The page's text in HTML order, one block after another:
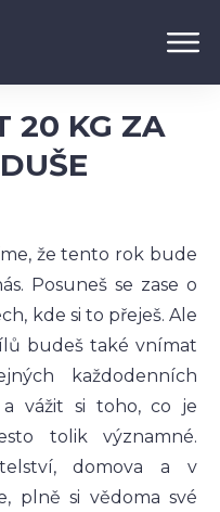
20 KG ZA
že tento rok bude
Posuneš se zase o
kde si to přeješ. Ale
budeš také vnímat
každodenních
vážit si toho, co je
tolik významné.
domova a v
plně si vědoma své